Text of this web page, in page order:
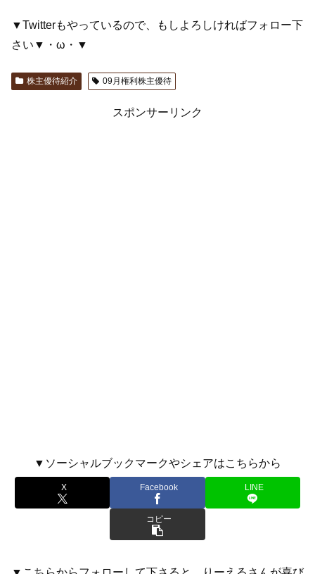
▼Twitterもやっているので、もしよろしければフォロー下
さい▼・ω・▼
株主優待紹介 09月権利株主優待
スポンサーリンク
▼ソーシャルブックマークやシェアはこちらから
X Facebook LINE
コピー